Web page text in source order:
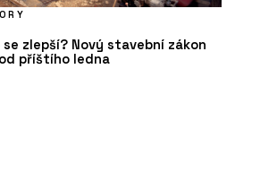
se zlepší? Nový stavební zákon
příštího ledna